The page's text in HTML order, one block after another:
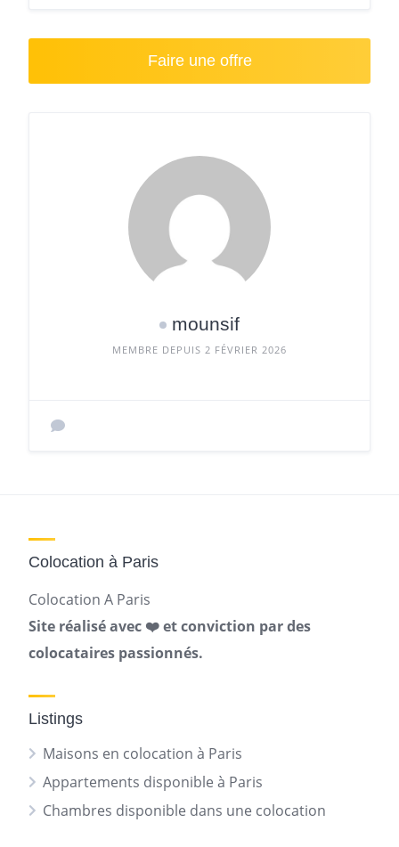
Faire une offre
mounsif
MEMBRE DEPUIS 2 FÉVRIER 2026
Colocation à Paris
Colocation A Paris
Site réalisé avec ❤️ et conviction par des
colocataires passionnés.
Listings
Maisons en colocation à Paris
Appartements disponible à Paris
Chambres disponible dans une colocation